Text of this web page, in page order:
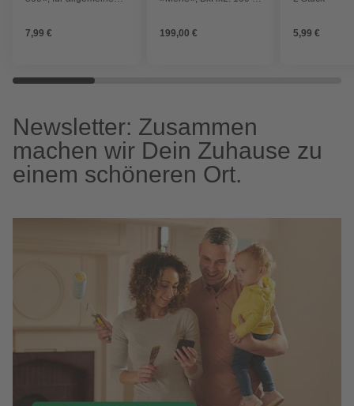
7,99 €
199,00 € 5,99 €
Newsletter: Zusammen
machen wir Dein Zuhause zu
einem schöneren Ort.